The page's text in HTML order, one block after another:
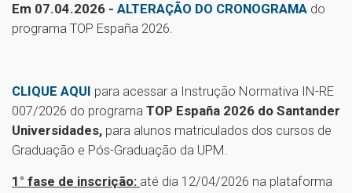
Em 07.04.2026 - ALTERAÇÃO DO CRONOGRAMA do
programa TOP España 2026.
CLIQUE AQUI para acessar a Instrução Normativa IN-RE
007/2026 do programa TOP España 2026 do Santander
Universidades, para alunos matriculados dos cursos de
Graduação e Pós-Graduação da UPM.
1° fase de inscrição: até dia 12/04/2026 na plataforma